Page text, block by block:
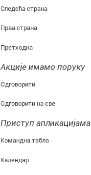
Следећа страна
Прва страна
Претходна
Акције имамо поруку
Одговорити
Одговорити на све
Приступ апликацијама
Командна табла
Календар